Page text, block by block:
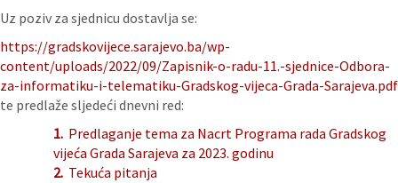
Uz poziv za sjednicu dostavlja se:
https://gradskovijece.sarajevo.ba/wp-
content/uploads/2022/09/Zapisnik-o-radu-11.-sjednice-Odbora-
za-informatiku-i-telematiku-Gradskog-vijeca-Grada-Sarajeva.pdf
te predlaže sljedeći dnevni red:
1. Predlaganje tema za Nacrt Programa rada Gradskog
vijeća Grada Sarajeva za 2023. godinu
2. Tekuća pitanja